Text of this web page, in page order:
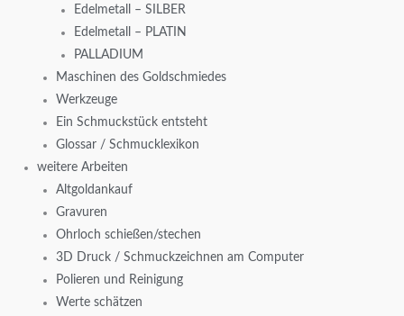
Edelmetall – SILBER
Edelmetall – PLATIN
PALLADIUM
Maschinen des Goldschmiedes
Werkzeuge
Ein Schmuckstück entsteht
Glossar / Schmucklexikon
weitere Arbeiten
Altgoldankauf
Gravuren
Ohrloch schießen/stechen
3D Druck / Schmuckzeichnen am Computer
Polieren und Reinigung
Werte schätzen